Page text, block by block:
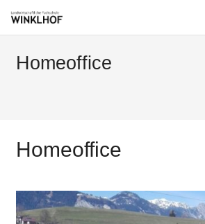
Homeoffice
Homeoffice